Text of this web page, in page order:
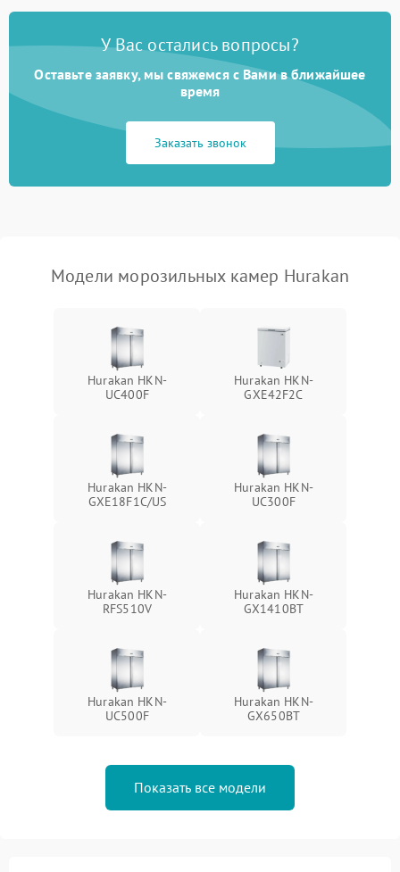
У Вас остались вопросы?
Оставьте заявку, мы свяжемся с Вами в ближайшее
время
Заказать звонок
Модели морозильных камер Hurakan
Hurakan HKN-
UC400F
Hurakan HKN-
GXE42F2C
Hurakan HKN-
GXE18F1C/US
Hurakan HKN-
UC300F
Hurakan HKN-
RFS510V
Hurakan HKN-
GX1410BT
Hurakan HKN-
UC500F
Hurakan HKN-
GX650BT
Показать все модели